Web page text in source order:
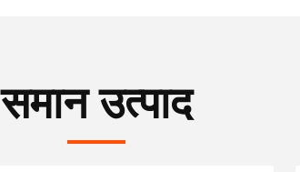
समान उत्पाद